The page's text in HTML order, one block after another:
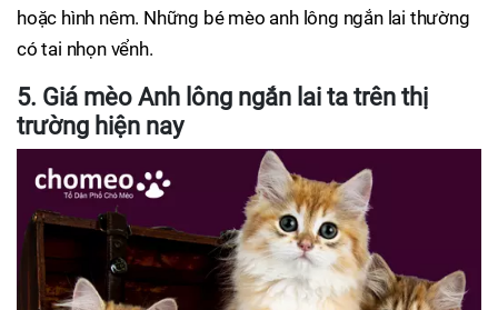
hoặc hình nêm. Những bé mèo anh lông ngắn lai thường
có tai nhọn vểnh.
5. Giá mèo Anh lông ngắn lai ta trên thị
trường hiện nay